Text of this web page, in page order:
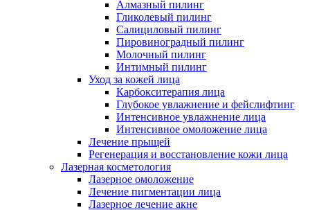
Алмазный пилинг
Гликолевый пилинг
Салициловый пилинг
Пировиноградный пилинг
Молочный пилинг
Интимный пилинг
Уход за кожей лица
Карбокситерапия лица
Глубокое увлажнение и фейслифтинг
Интенсивное увлажнение лица
Интенсивное омоложение лица
Лечение прыщей
Регенерация и восстановление кожи лица
Лазерная косметология
Лазерное омоложение
Лечение пигментации лица
Лазерное лечение акне